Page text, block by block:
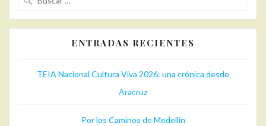
ENTRADAS RECIENTES
TEIA Nacional Cultura Viva 2026: una crónica desde
Aracruz
Por los Caminos de Medellin